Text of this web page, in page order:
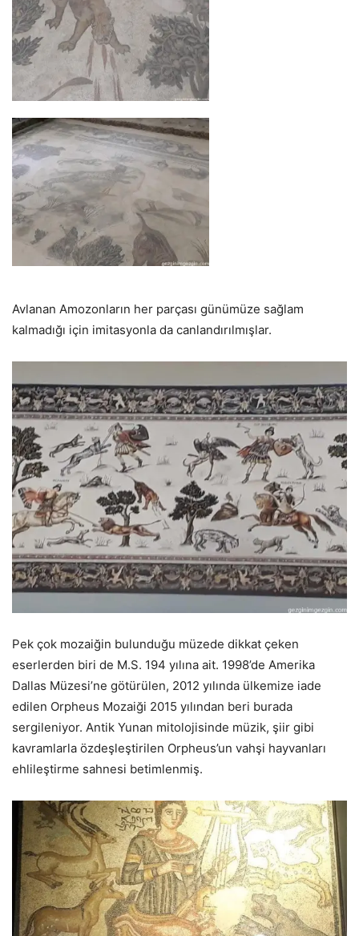
Avlanan Amozonların her parçası günümüze sağlam
kalmadığı için imitasyonla da canlandırılmışlar.
Pek çok mozaiğin bulunduğu müzede dikkat çeken
eserlerden biri de M.S. 194 yılına ait. 1998’de Amerika
Dallas Müzesi’ne götürülen, 2012 yılında ülkemize iade
edilen Orpheus Mozaiği 2015 yılından beri burada
sergileniyor. Antik Yunan mitolojisinde müzik, şiir gibi
kavramlarla özdeşleştirilen Orpheus’un vahşi hayvanları
ehlileştirme sahnesi betimlenmiş.